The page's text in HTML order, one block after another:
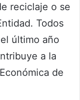
reciclaje o se
Todos
último año
a la
de